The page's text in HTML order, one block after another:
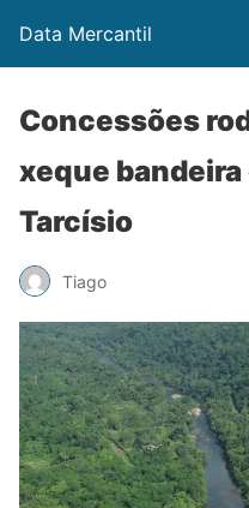
Data Mercantil
Concessões
xeque
Tarcísio
Tiago